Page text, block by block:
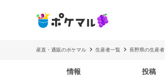
産直・通販のポケマル 生産者一覧 長野県の生産者
情報 投稿